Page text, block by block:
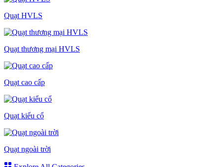
Quạt HVLS
Quạt thương mại HVLS
Quạt cao cấp
Quạt kiểu cổ
Quạt ngoài trời